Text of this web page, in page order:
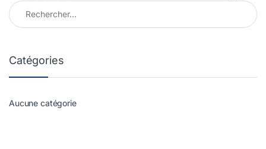
Rechercher :
Catégories
Aucune catégorie